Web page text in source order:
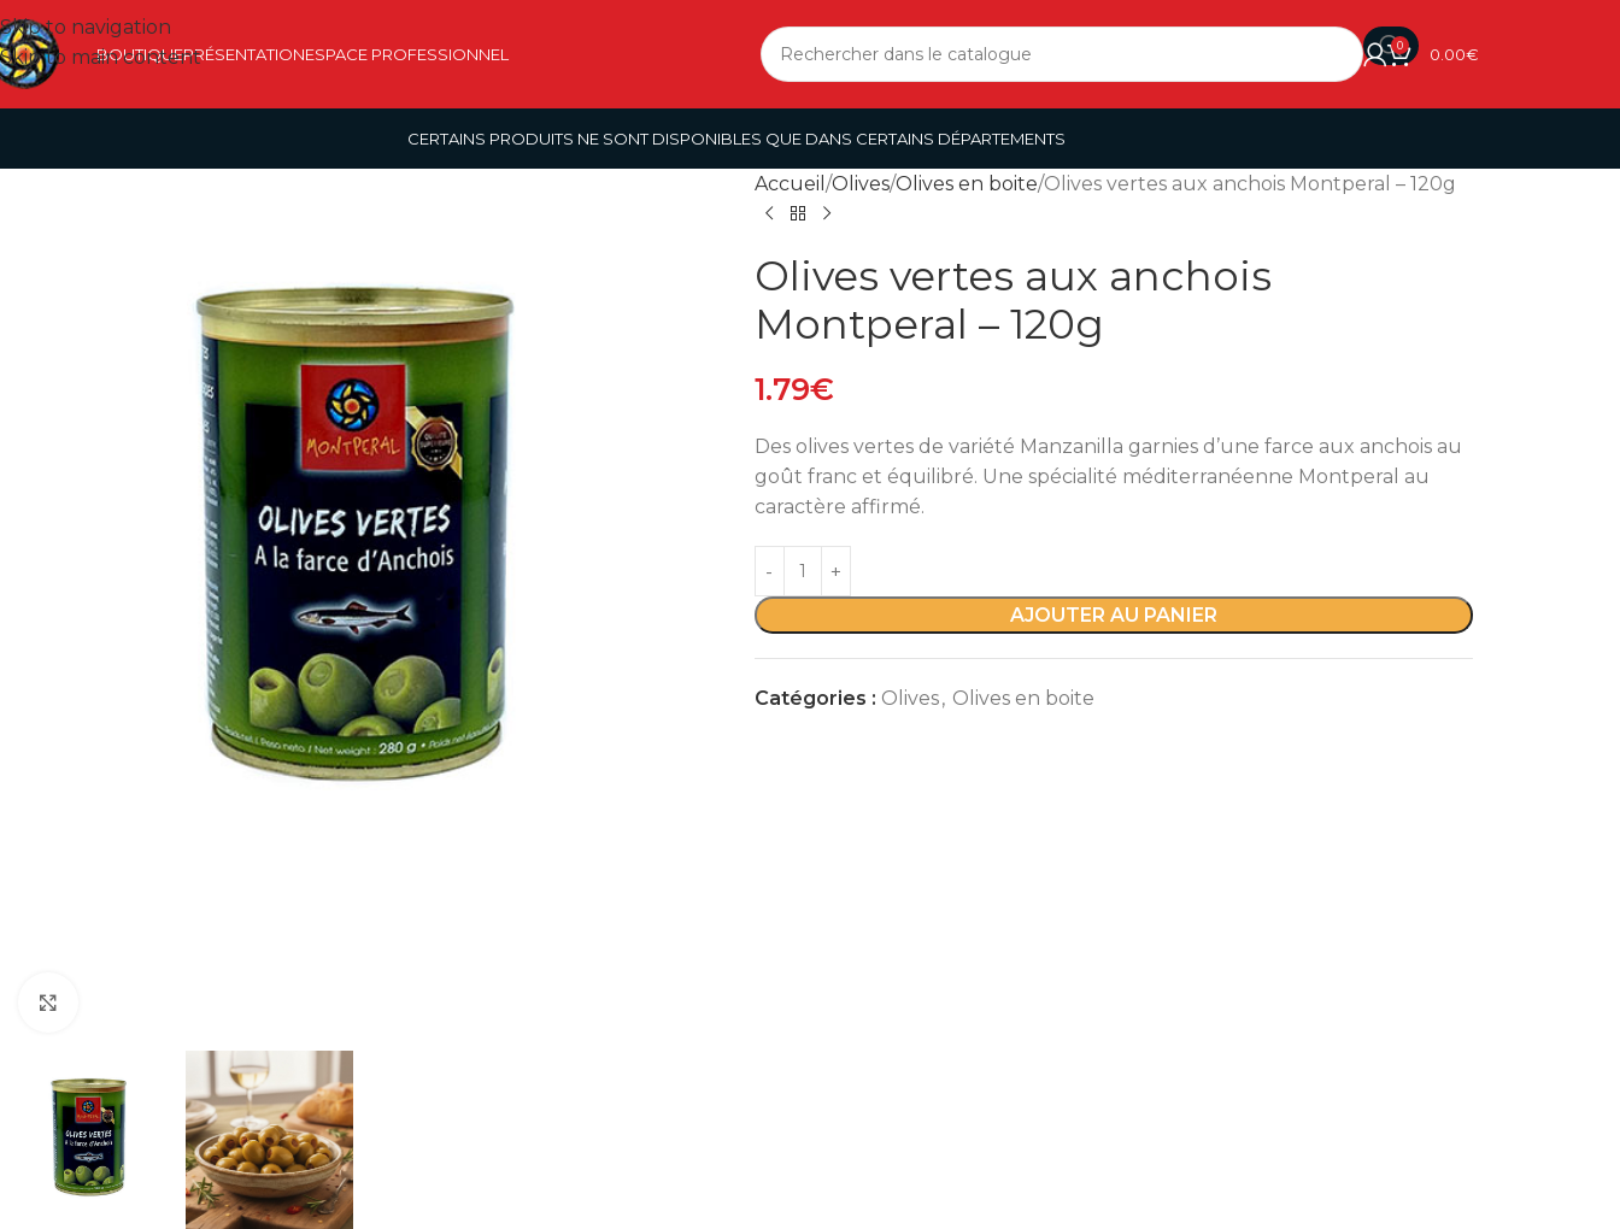
Skip to navigation
Skip to main content
BOUTIQUEPRÉSENTATIONESPACE PROFESSIONNEL 0 0.00€
CERTAINS PRODUITS NE SONT DISPONIBLES QUE DANS CERTAINS DÉPARTEMENTS
Accueil Olives Olives en boite Olives vertes aux anchois Montperal – 120g
Olives vertes aux anchois
Montperal – 120g
1.79€
Des olives vertes de variété Manzanilla garnies d’une farce aux anchois au
goût franc et équilibré. Une spécialité méditerranéenne Montperal au
caractère affirmé.
AJOUTER AU PANIER
Catégories : Olives, Olives en boite